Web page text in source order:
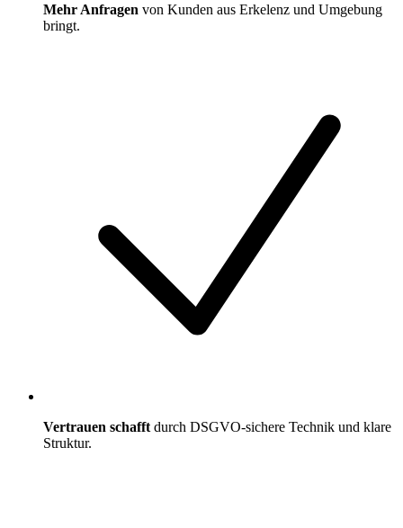
Mehr Anfragen von Kunden aus Erkelenz und Umgebung
bringt.
Vertrauen schafft durch DSGVO-sichere Technik und klare
Struktur.